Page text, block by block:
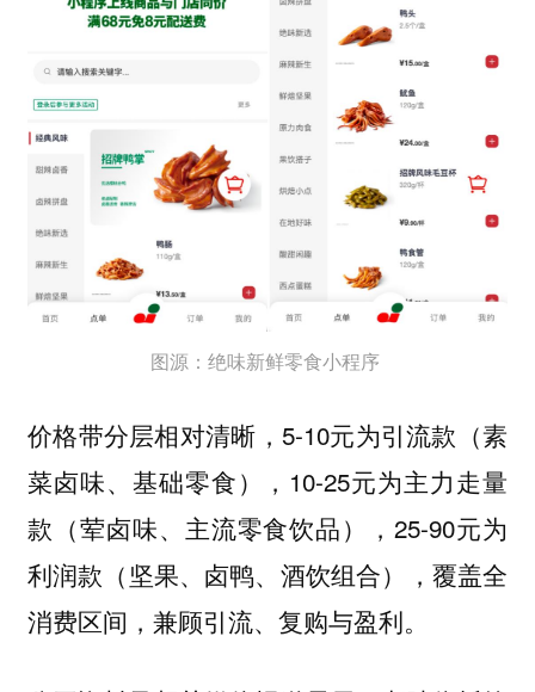
图源：绝味新鲜零食小程序
价格带分层相对清晰，5-10元为引流款（素
菜卤味、基础零食），10-25元为主力走量
款（荤卤味、主流零食饮品），25-90元为
利润款（坚果、卤鸭、酒饮组合），覆盖全
消费区间，兼顾引流、复购与盈利。